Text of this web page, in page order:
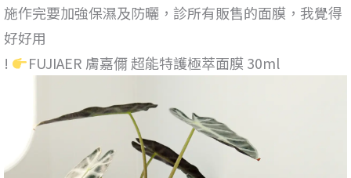
施作完要加強保濕及防曬，診所有販售的面膜，我覺得
好好用
!
FUJIAER 膚嘉儞 超能特護極萃面膜 30ml